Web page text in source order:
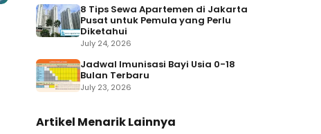
8 Tips Sewa Apartemen di Jakarta
Pusat untuk Pemula yang Perlu
Diketahui
July 24, 2026
Jadwal Imunisasi Bayi Usia 0-18
Bulan Terbaru
July 23, 2026
Artikel Menarik Lainnya